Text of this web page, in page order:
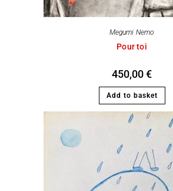
Megumi Nemo
Pour toi
450,00€
Add to basket